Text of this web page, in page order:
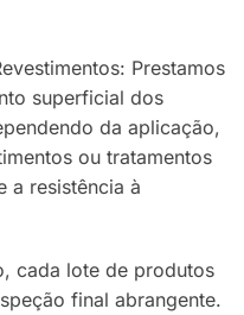
Prestamos
superficial dos
da aplicação,
ou tratamentos
a resistência à
cada lote de produtos
final abrangente.